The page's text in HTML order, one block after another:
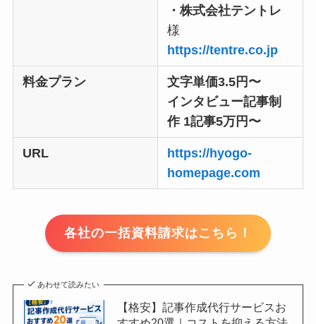
・株式会社テントレ
様
https://tentre.co.jp
料金プラン
文字単価3.5円〜
インタビュー記事制
作 1記事5万円〜
URL
https://hyogo-
homepage.com
各社の一括資料請求はこちら！
あわせて読みたい
【格安】記事作成代行サービスお